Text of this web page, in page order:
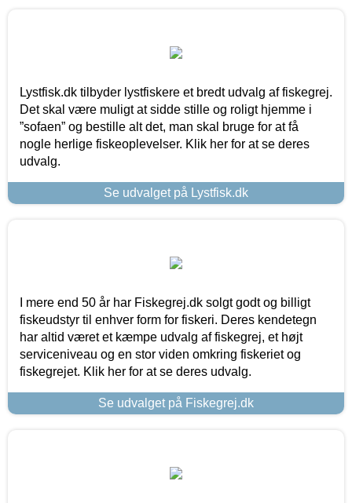
Lystfisk.dk tilbyder lystfiskere et bredt udvalg af fiskegrej.
Det skal være muligt at sidde stille og roligt hjemme i
”sofaen” og bestille alt det, man skal bruge for at få
nogle herlige fiskeoplevelser. Klik her for at se deres
udvalg.
Se udvalget på Lystfisk.dk
I mere end 50 år har Fiskegrej.dk solgt godt og billigt
fiskeudstyr til enhver form for fiskeri. Deres kendetegn
har altid været et kæmpe udvalg af fiskegrej, et højt
serviceniveau og en stor viden omkring fiskeriet og
fiskegrejet. Klik her for at se deres udvalg.
Se udvalget på Fiskegrej.dk